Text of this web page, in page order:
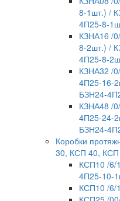
8-1шт.) /
4П25-8-
КЗНА16 /
8-2шт.) /
4П25-8-
КЗНА32 /
4П25-16-
БЗН24-
КЗНА48 /
4П25-24-
БЗН24-
Коробки
30, КСП 40,
КСП10 /6/
4П25-10-
КСП10 /6/